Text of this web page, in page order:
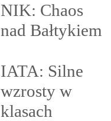
NIK: Chaos
nad Bałtykiem
IATA: Silne
wzrosty w
klasach